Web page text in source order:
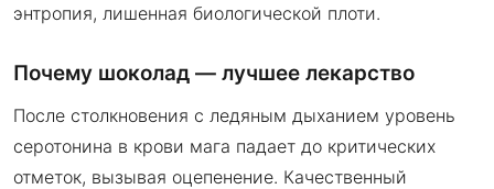
энтропия, лишенная биологической плоти.
Почему шоколад — лучшее лекарство
После столкновения с ледяным дыханием уровень
серотонина в крови мага падает до критических
отметок, вызывая оцепенение. Качественный